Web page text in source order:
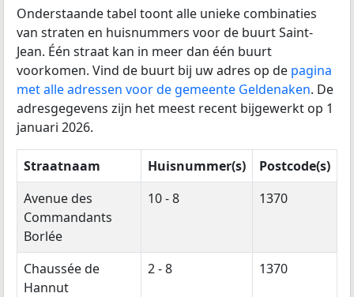
Onderstaande tabel toont alle unieke combinaties
van straten en huisnummers voor de buurt Saint-
Jean. Één straat kan in meer dan één buurt
voorkomen. Vind de buurt bij uw adres op de pagina
met alle adressen voor de gemeente Geldenaken. De
adresgegevens zijn het meest recent bijgewerkt op 1
januari 2026.
Straatnaam Huisnummer(s)
Postcode(s)
Avenue des
Commandants
Borlée
10 - 8 1370
Chaussée de
Hannut
2 - 8 1370